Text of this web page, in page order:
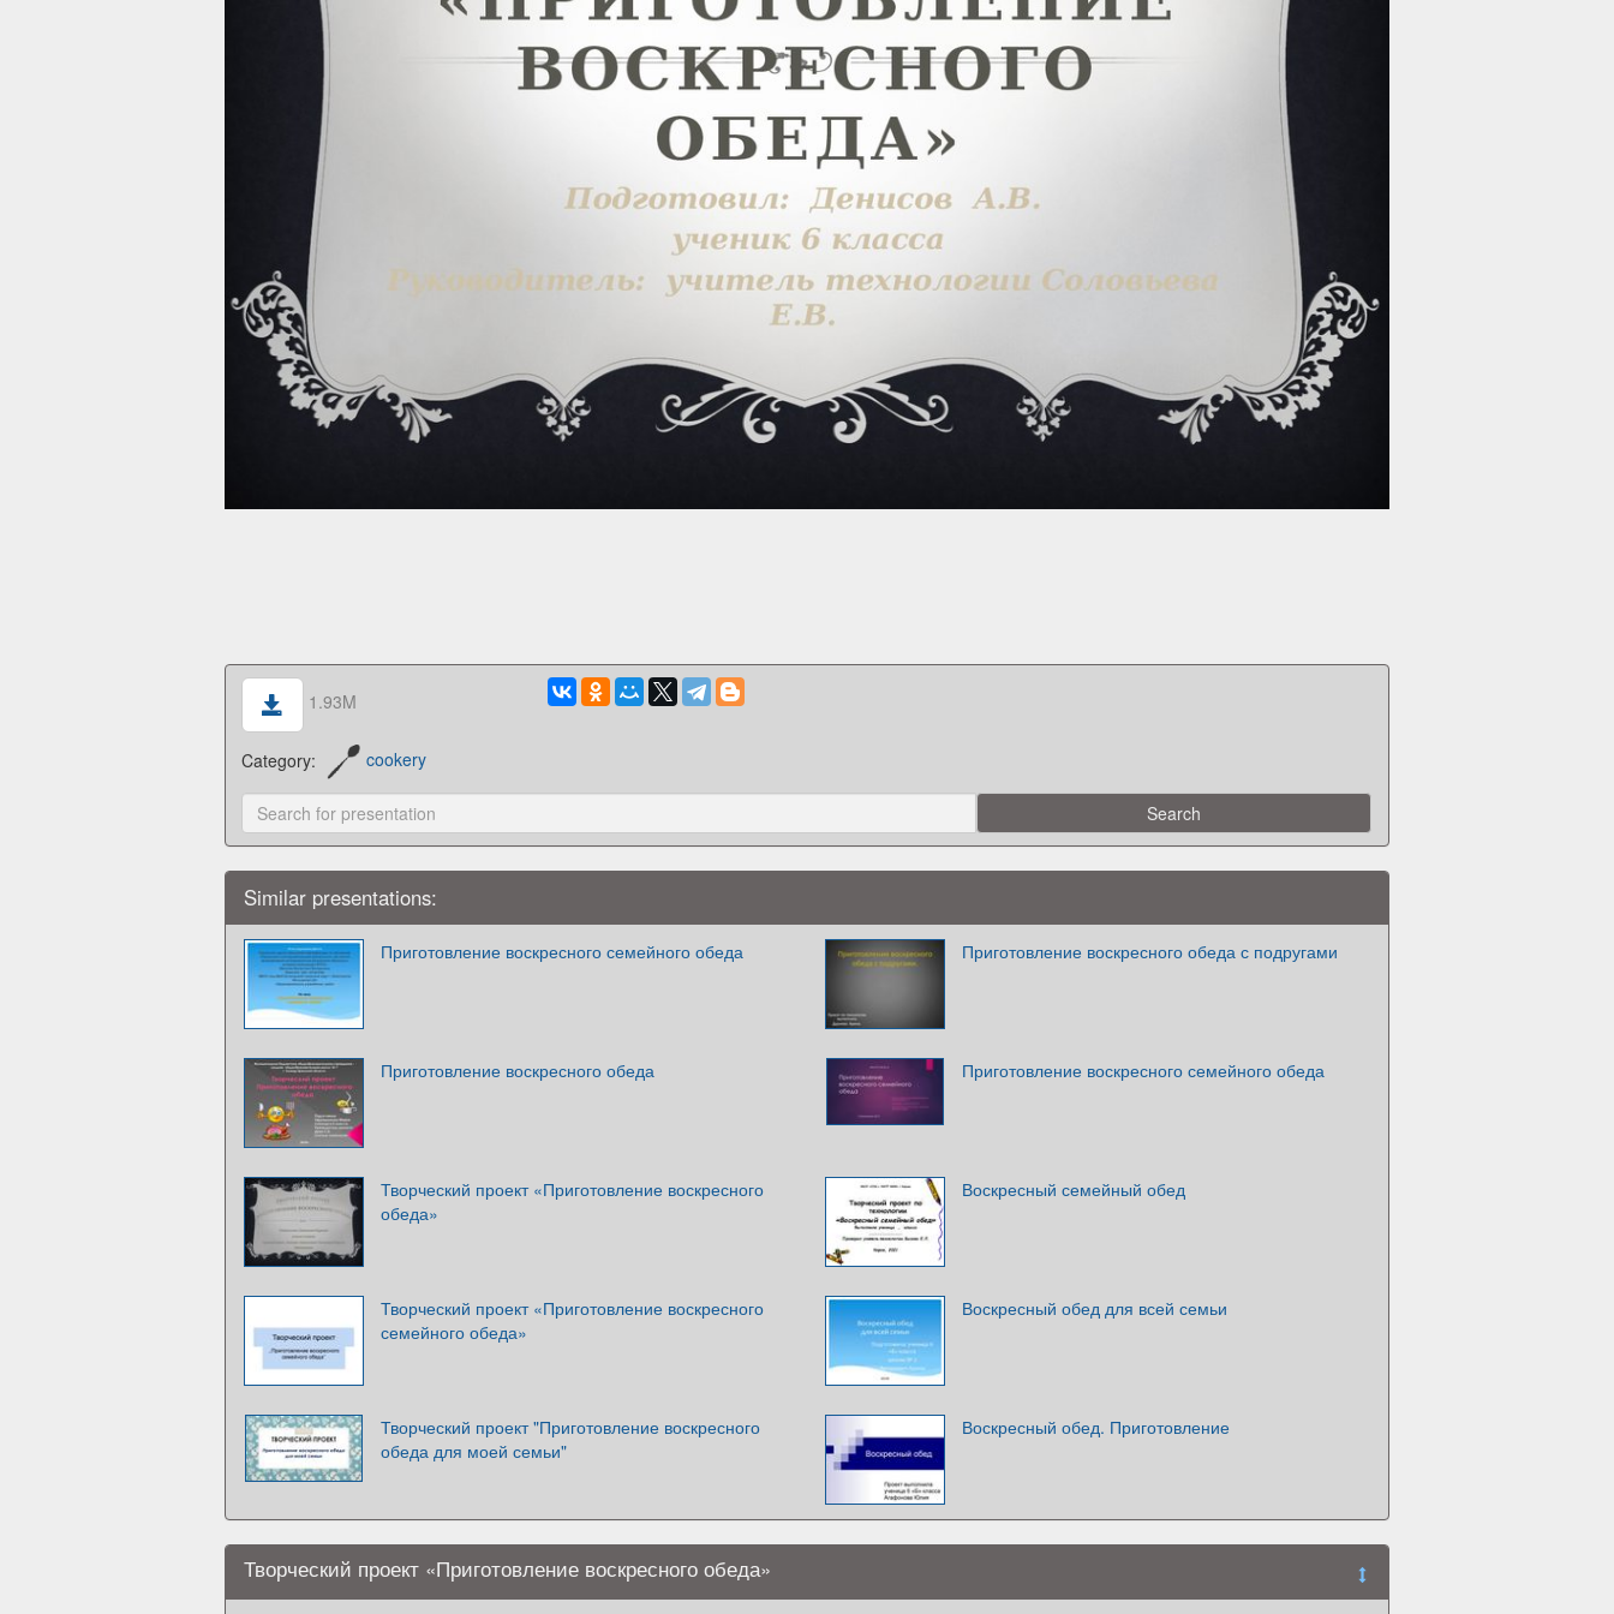
1.93M
Category: cookery
Similar presentations:
Приготовление воскресного семейного обеда Приготовление воскресного обеда с подругами
Приготовление воскресного обеда Приготовление воскресного семейного обеда
Творческий проект «Приготовление воскресного
обеда»
Воскресный семейный обед
Творческий проект «Приготовление воскресного
семейного обеда»
Воскресный обед для всей семьи
Творческий проект "Приготовление воскресного
обеда для моей семьи"
Воскресный обед. Приготовление
Творческий проект «Приготовление воскресного обеда»